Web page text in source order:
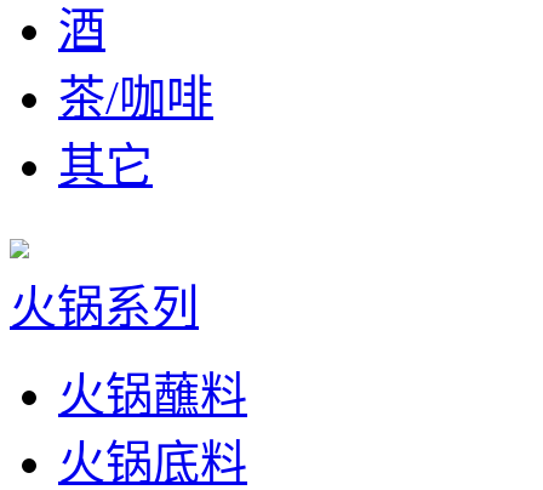
酒
茶/咖啡
其它
火锅系列
火锅蘸料
火锅底料